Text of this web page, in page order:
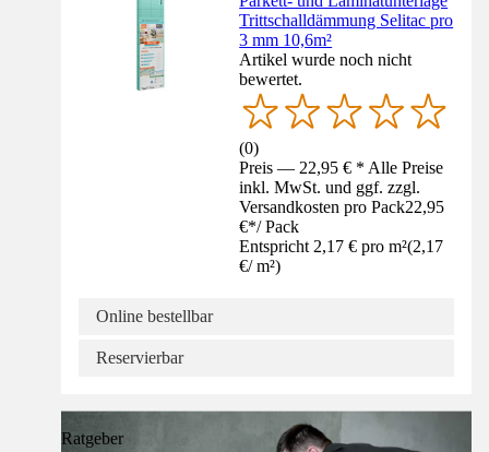
Trittschalldämmung Selitac pro
3 mm 10,6m²
Artikel wurde noch nicht
bewertet.
(0)
Preis — 22,95 € * Alle Preise
inkl. MwSt. und ggf. zzgl.
Versandkosten pro Pack22,95
€*/ Pack
Entspricht 2,17 € pro m²(2,17
€/ m²)
Online bestellbar
Reservierbar
Ratgeber